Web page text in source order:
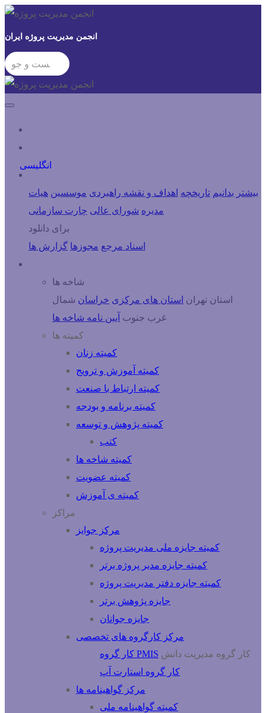
انجمن مدیریت پروژه ایران
انگلیسی
بیشتر بدانیم تاریخچه اهداف و نقشه راهبردی موسسین هیات
مدیره شورای عالی چارت سازمانی
برای دانلود
اسناد مرجع مجوزها گزارش ها
شاخه ها
استان تهران استان های مرکزی خراسان شمال
غرب جنوب آیین نامه شاخه ها
کمیته ها
کمیته زنان
کمیته آموزش و ترویج
کمیته ارتباط با صنعت
کمیته برنامه و بودجه
کمیته پژوهش و توسعه
کتب
کمیته شاخه ها
کمیته عضویت
کمیته ی آموزش
مراکز
مرکز جوایز
کمیته جایزه ملی مدیریت پروژه
کمیته جایزه مدیر پروژه برتر
کمیته جایزه دفتر مدیریت پروژه
جایزه پژوهش برتر
جایزه جوانان
مرکز کارگروه های تخصصی
کار گروه PMIS کار گروه مدیریت دانش
کار گروه استارت آپ
مرکز گواهینامه ها
کمیته گواهینامه ملی